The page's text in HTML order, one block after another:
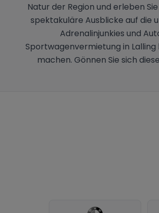
Natur der Region und erleben
spektakuläre Ausblicke auf die
Adrenalinjunkies und
Sportwagenvermietung in Lalling
machen. Gönnen Sie sich